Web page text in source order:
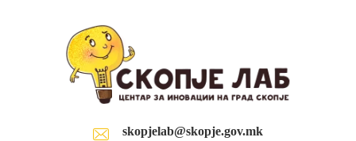
skopjelab@skopje.gov.mk